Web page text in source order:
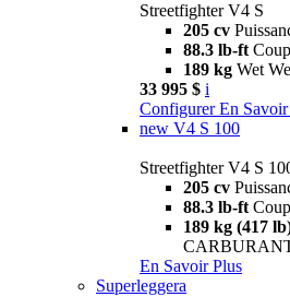
Streetfighter V4 S
205 cv
88.3 lb-ft
189 kg Wet
33 995 $ i
Configurer En
new V4 S 100
Streetfighter V4 S
205 cv
88.3 lb-ft
189 kg (417
En Savoir Plus
Superleggera